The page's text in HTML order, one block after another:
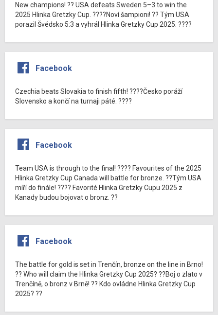
New champions! ?? USA defeats Sweden 5–3 to win the
2025 Hlinka Gretzky Cup. ????Noví šampioni! ?? Tým USA
porazil Švédsko 5:3 a vyhrál Hlinka Gretzky Cup 2025. ????
Facebook
Czechia beats Slovakia to finish fifth! ????Česko poráží
Slovensko a končí na turnaji páté. ????
Facebook
Team USA is through to the final! ???? Favourites of the 2025
Hlinka Gretzky Cup Canada will battle for bronze. ??Tým USA
míří do finále! ???? Favorité Hlinka Gretzky Cupu 2025 z
Kanady budou bojovat o bronz. ??
Facebook
The battle for gold is set in Trenčín, bronze on the line in Brno!
?? Who will claim the Hlinka Gretzky Cup 2025? ??Boj o zlato v
Trenčíně, o bronz v Brně! ?? Kdo ovládne Hlinka Gretzky Cup
2025? ??